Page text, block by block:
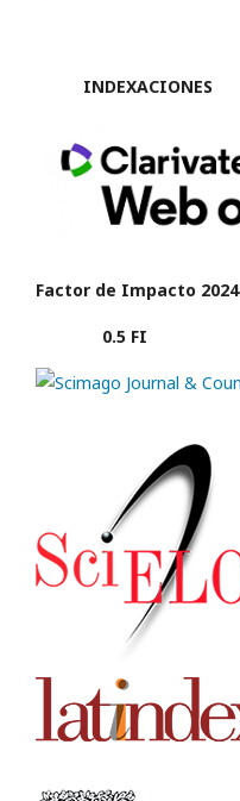
INDEXACIONES
Factor de Impacto 2024
0.5 FI